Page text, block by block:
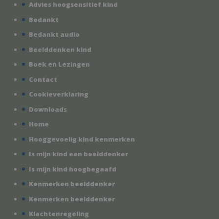
Advies hoogsensitief kind
Bedankt
Bedankt audio
Beelddenken kind
Boek en Lezingen
Contact
Cookieverklaring
Downloads
Home
Hooggevoelig kind kenmerken
Is mijn kind een beelddenker
Is mijn kind hoogbegaafd
Kenmerken beelddenker
Kenmerken beelddenker
Klachtenregeling